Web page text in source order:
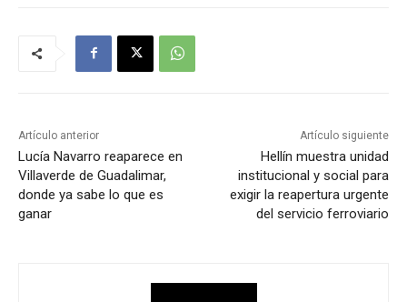
Artículo anterior
Lucía Navarro reaparece en
Villaverde de Guadalimar,
donde ya sabe lo que es
ganar
Artículo siguiente
Hellín muestra unidad
institucional y social para
exigir la reapertura urgente
del servicio ferroviario